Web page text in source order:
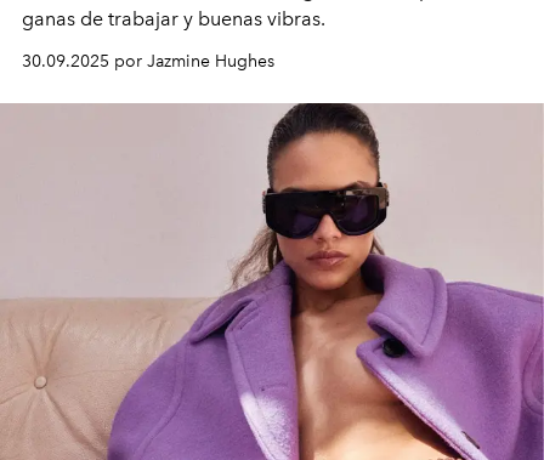
ganas de trabajar y buenas vibras.
30.09.2025 por Jazmine Hughes